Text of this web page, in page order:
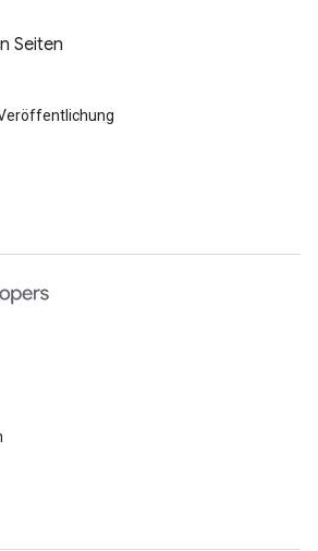
Seiten